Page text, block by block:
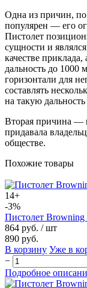
Одна из причин, по
популярен — его
Пистолет
сущности и
качестве приклада,
дальность до 1000
горизонтали для
составлять
на такую
Вторая причина —
придавала
обществе.
Похожие товары
14+
-3%
Пистолет Browning
864 руб. / шт
890 руб.
В корзину Уже в
−
Подробное